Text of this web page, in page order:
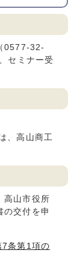
0577-32-
セミナー受
、高山商工
高山市役所
の交付を申
7条第1項の